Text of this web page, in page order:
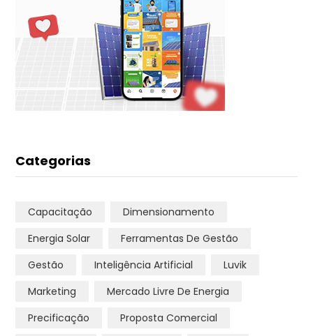
Categorias
Capacitação
Dimensionamento
Energia Solar
Ferramentas De Gestão
Gestão
Inteligência Artificial
Luvik
Marketing
Mercado Livre De Energia
Precificação
Proposta Comercial